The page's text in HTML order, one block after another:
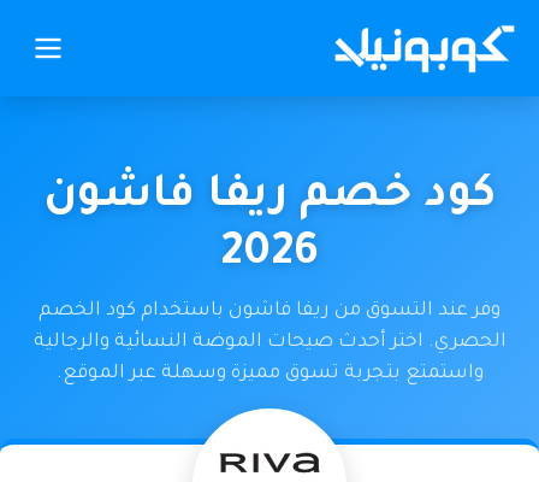
كود خصم ريفا فاشون
2026
وفر عند التسوق من ريفا فاشون باستخدام كود الخصم
الحصري. اختر أحدث صيحات الموضة النسائية والرجالية
واستمتع بتجربة تسوق مميزة وسهلة عبر الموقع.